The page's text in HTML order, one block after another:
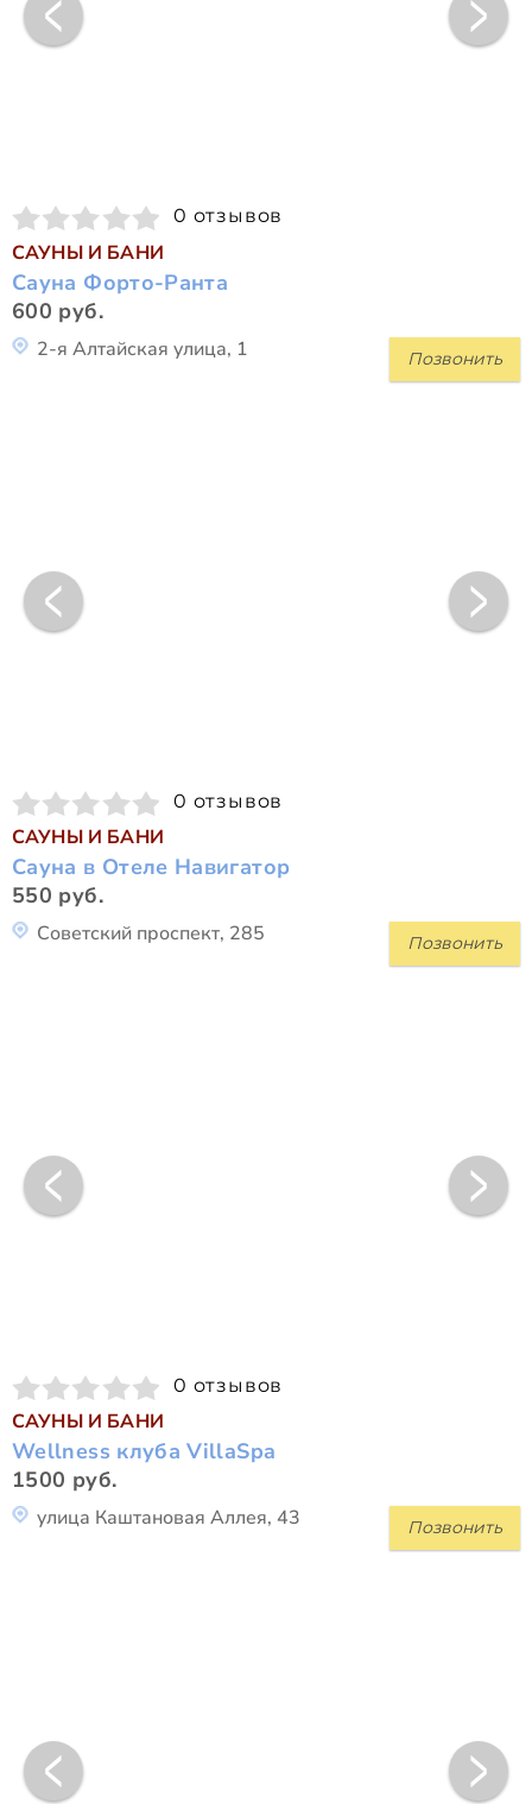
0 отзывов
САУНЫ И БАНИ
Сауна Форто-Ранта
600 руб.
Позвонить
2-я Алтайская улица, 1
0 отзывов
САУНЫ И БАНИ
Сауна в Отеле Навигатор
550 руб.
Позвонить
Советский проспект, 285
0 отзывов
САУНЫ И БАНИ
Wellness клуба VillaSpa
1500 руб.
Позвонить
улица Каштановая Аллея, 43